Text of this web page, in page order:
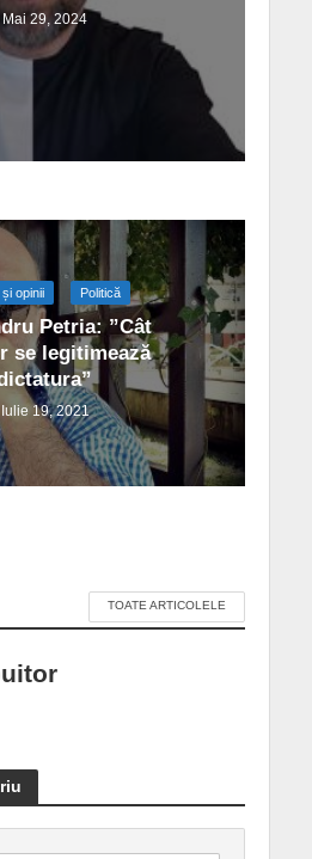
Mai 29, 2024
opinii Politică
Petria: ”Cât
se legitimează
Iulie 19, 2021
TOATE ARTICOLELE